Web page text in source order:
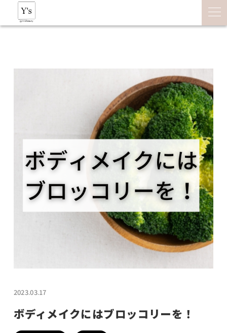
2023.03.17
ボディメイクにはブロッコリーを！